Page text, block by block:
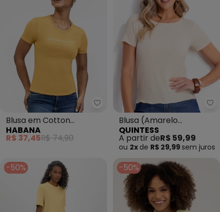
Habana - Blusa em Cotton
Blusa em Cotton
(Amarelo Médio)
HABANA
R$ 37,45R$ 74,90
Blusa (Amarelo
Manteiga) em Malha
Texturizada
QUINTESS
A partir deR$ 59,99
ou 2x de R$ 29,99 sem juros
-50% -50%